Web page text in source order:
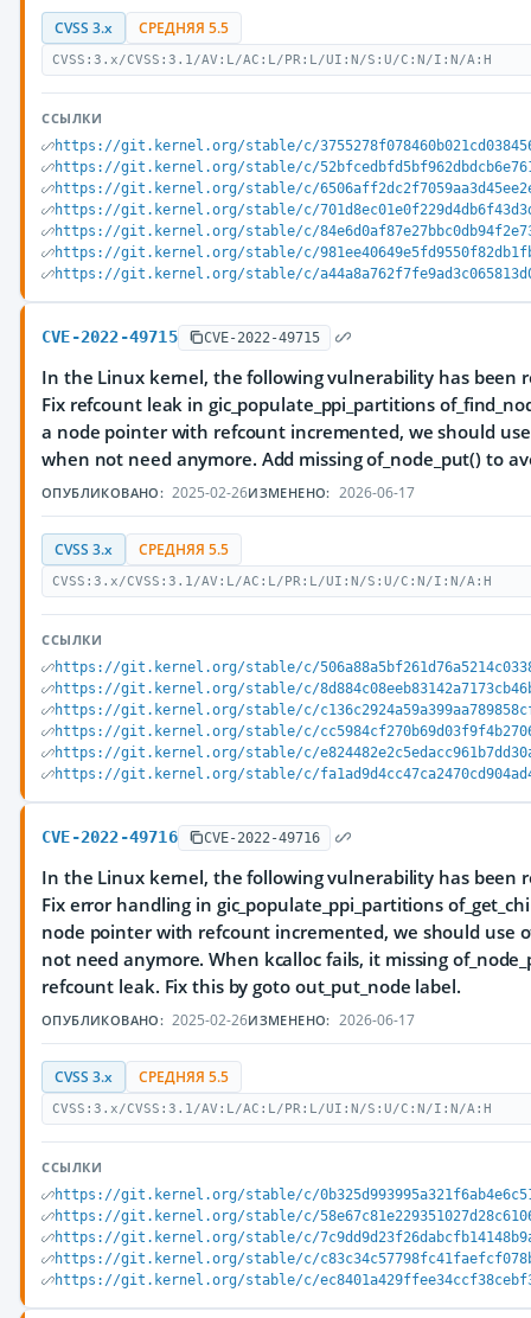
CVSS 3.x СРЕДНЯЯ 5.5
CVSS:3.x/CVSS:3.1/AV:L/AC:L/PR:L/UI:N/S:U/C:N/I:N/A:H
ССЫЛКИ
https://git.kernel.org/stable/c/
https://git.kernel.org/stable/c/
https://git.kernel.org/stable/c/
https://git.kernel.org/stable/c/
https://git.kernel.org/stable/c/
https://git.kernel.org/stable/c/
https://git.kernel.org/stable/c/
CVE-2022-49715 CVE-2022-49715
In the Linux kernel, the following vulnerability has been
Fix refcount leak in gic_populate_ppi_partitions
a node pointer with refcount incremented, we should
when not need anymore. Add missing of_node_put() to
ОПУБЛИКОВАНО: 2025-02-26ИЗМЕНЕНО: 2026-06-17
CVSS 3.x СРЕДНЯЯ 5.5
CVSS:3.x/CVSS:3.1/AV:L/AC:L/PR:L/UI:N/S:U/C:N/I:N/A:H
ССЫЛКИ
https://git.kernel.org/stable/c/
https://git.kernel.org/stable/c/
https://git.kernel.org/stable/c/
https://git.kernel.org/stable/c/
https://git.kernel.org/stable/c/
https://git.kernel.org/stable/c/
CVE-2022-49716 CVE-2022-49716
In the Linux kernel, the following vulnerability has been
Fix error handling in gic_populate_ppi_partitions
node pointer with refcount incremented, we should use
not need anymore. When kcalloc fails, it missing
refcount leak. Fix this by goto out_put_node label.
ОПУБЛИКОВАНО: 2025-02-26ИЗМЕНЕНО: 2026-06-17
CVSS 3.x СРЕДНЯЯ 5.5
CVSS:3.x/CVSS:3.1/AV:L/AC:L/PR:L/UI:N/S:U/C:N/I:N/A:H
ССЫЛКИ
https://git.kernel.org/stable/c/
https://git.kernel.org/stable/c/
https://git.kernel.org/stable/c/
https://git.kernel.org/stable/c/
https://git.kernel.org/stable/c/